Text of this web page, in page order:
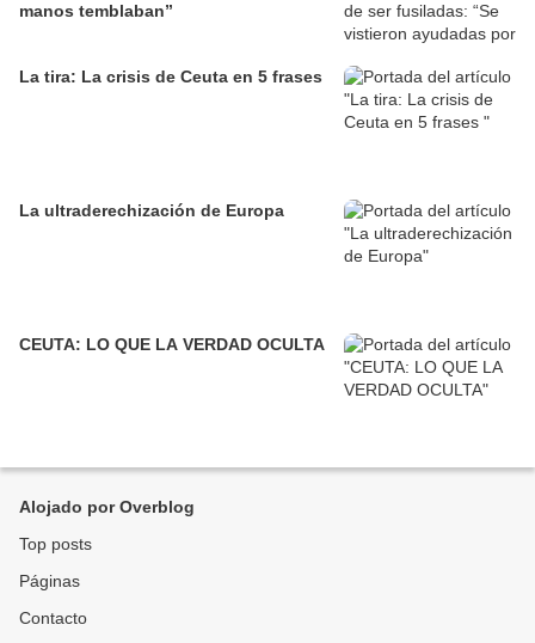
manos temblaban”
La tira: La crisis de Ceuta en 5 frases
La ultraderechización de Europa
CEUTA: LO QUE LA VERDAD OCULTA
Alojado por Overblog
Top posts
Páginas
Contacto